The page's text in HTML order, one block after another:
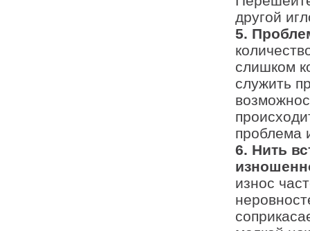
другой
5.
слишком
служить
проблема
6. Нить
износ